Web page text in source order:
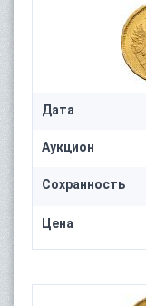
Дата
Аукцион
Сохранность
Цена